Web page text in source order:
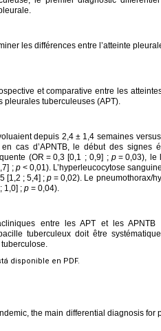
les différences entre l’atteinte
et comparative entre les
pleurales tuberculeuses (APT).
depuis 2,4 ± 1,4 semaines
cas d’APNTB, le début des signes
(OR = 0,3 [0,1 ; 0,9] ; p = 0,03), le
; p < 0,01). L’hyperleucocytose
[1,2 ; 5,4] ;p = 0,02). Le pneumothorax/
1,0] ; p = 0,04).
entre les APT et les
tuberculeux doit être
disponible en PDF.
the main differential diagnosis